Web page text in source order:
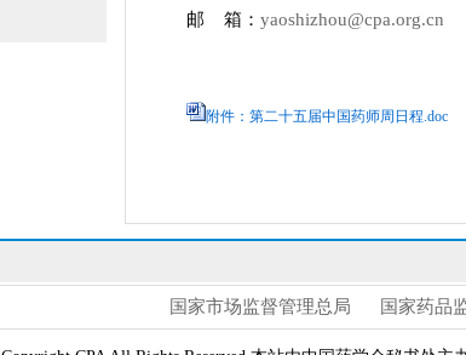
邮 箱： yaoshizhou@cpa.org.cn
附件：第二十五届中国药师周日程.doc
国家市场监督管理总局 国家药品